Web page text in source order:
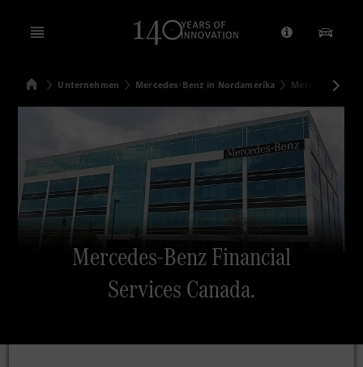
Open menu Anbieter/
SuchenStartseite
Unternehmen Mercedes-Benz in Nordamerika Mercedes-
Mercedes-Benz Financial
Services Canada.